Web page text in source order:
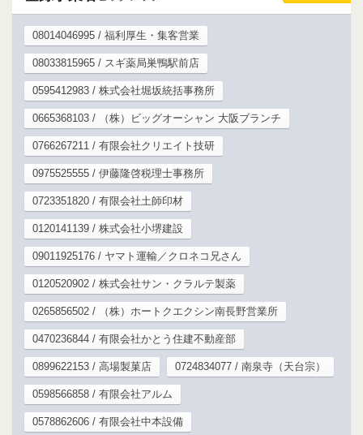
08014046995 / 福利厚生・集客営業
08033815965 / スギ薬局巣鴨駅前店
0595412983 / 株式会社堀坂統括事務所
0665368103 / （株）ビッグオーシャン 大阪ブランチ
0766267211 / 有限会社クリエイト技研
0975525555 / 伊藤隆啓税理士事務所
0723351820 / 有限会社土師印材
0120141139 / 株式会社小堺建設
09011925176 / ヤマト運輸／クロネコ兄さん
0120520902 / 株式会社サン・クラルテ製薬
0265856502 / （株）ホートクエクシン南長野営業所
0470236844 / 有限会社かとう住建不動産部
0899622153 / 高場製菓店 0724834077 / 南泉寺（天台宗）
0598566858 / 有限会社アルム
0578862606 / 有限会社中本設備